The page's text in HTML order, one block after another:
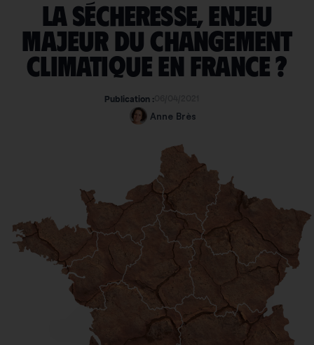
La sécheresse, enjeu
majeur du changement
climatique en France ?
Publication :06/04/2021
Anne Brès